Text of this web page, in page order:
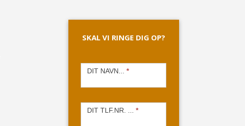
SKAL VI RINGE DIG OP?
OPDIT NAVN...*
DIT TLF.NR. ...*